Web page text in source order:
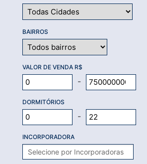
BAIRROS
VALOR DE VENDA R$
-
DORMITÓRIOS
-
INCORPORADORA